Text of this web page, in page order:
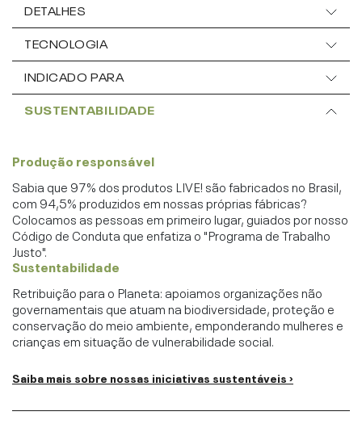
DETALHES
TECNOLOGIA
INDICADO PARA
SUSTENTABILIDADE
Produção responsável
Sabia que 97% dos produtos LIVE! são fabricados no Brasil,
com 94,5% produzidos em nossas próprias fábricas?
Colocamos as pessoas em primeiro lugar, guiados por nosso
Código de Conduta que enfatiza o "Programa de Trabalho
Justo".
Sustentabilidade
Retribuição para o Planeta: apoiamos organizações não
governamentais que atuam na biodiversidade, proteção e
conservação do meio ambiente, emponderando mulheres e
crianças em situação de vulnerabilidade social.
Saiba mais sobre nossas iniciativas sustentáveis ›